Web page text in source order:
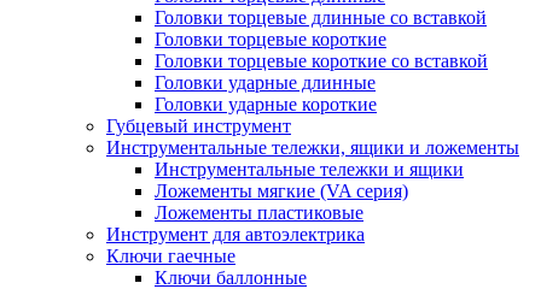
Головки торцевые длинные со вставкой
Головки торцевые короткие
Головки торцевые короткие со вставкой
Головки ударные длинные
Головки ударные короткие
Губцевый инструмент
Инструментальные тележки, ящики и ложементы
Инструментальные тележки и ящики
Ложементы мягкие (VA серия)
Ложементы пластиковые
Инструмент для автоэлектрика
Ключи гаечные
Ключи баллонные